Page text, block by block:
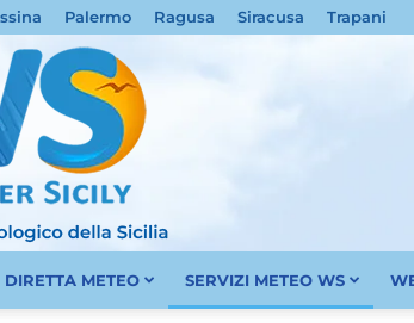
Palermo Ragusa Siracusa Trapani
DIRETTA METEO SERVIZI METEO WS